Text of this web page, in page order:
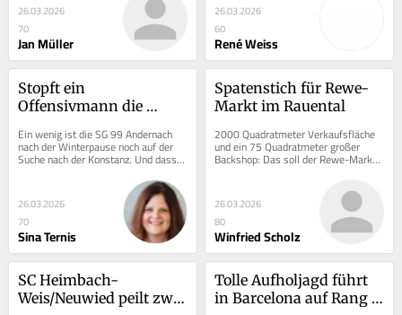
26.03.2026
70
Jan Müller
26.03.2026
60
René Weiss
Stopft ein
Offensivmann die
Defensivlücke?
Ein wenig ist die SG 99 Andernach
nach der Winterpause noch auf der
Suche nach der Konstanz. Und dass
26.03.2026
70
Sina Ternis
Spatenstich für Rewe-
Markt im Rauental
2000 Quadratmeter Verkaufsfläche
und ein 75 Quadratmeter großer
Backshop: Das soll der Rewe-Markt
im Rauental bieten – wenn er fertig
26.03.2026
80
Winfried Scholz
SC Heimbach-
Weis/Neuwied peilt zwei
Tolle Aufholjagd führt
in Barcelona auf Rang